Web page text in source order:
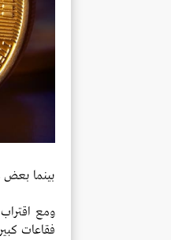
بينما بعض
ومع
فقاعات